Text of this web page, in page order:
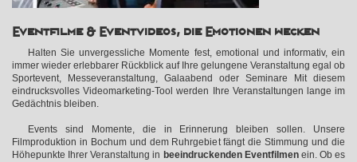
Eventfilme & Eventvideos, die Emotionen wecken
Halten Sie unvergessliche Momente fest, emotional und informativ, ein
immer wieder erlebbarer Rückblick auf Ihre gelungene Veranstaltung egal ob
Sportevent, Messeveranstaltung, Galaabend oder Seminare Mit diesem
eindrucksvolles Videomarketing-Tool werden Ihre Veranstaltungen lange im
Gedächtnis bleiben.
Events sind Momente, die in Erinnerung bleiben sollen. Unsere
Filmproduktion in Bochum und dem Ruhrgebiet fängt die Stimmung und die
Höhepunkte Ihrer Veranstaltung in beeindruckenden Eventfilmenein. Ob es